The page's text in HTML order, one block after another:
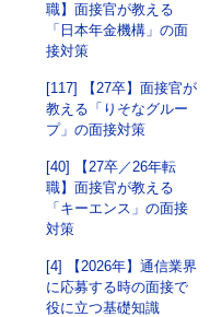
職】面接官が教える
「日本年金機構」の面
接対策
[117] 【27卒】面接官が
教える「りそなグルー
プ」の面接対策
[40] 【27卒／26年転
職】面接官が教える
「キーエンス」の面接
対策
[4] 【2026年】通信業界
に応募する時の面接で
役に立つ基礎知識